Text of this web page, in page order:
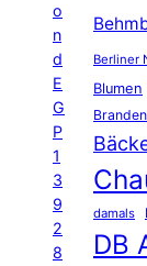
o
n
d
E
G
P
1
3
9
2
8
Berliner
Blumen
damals
DB